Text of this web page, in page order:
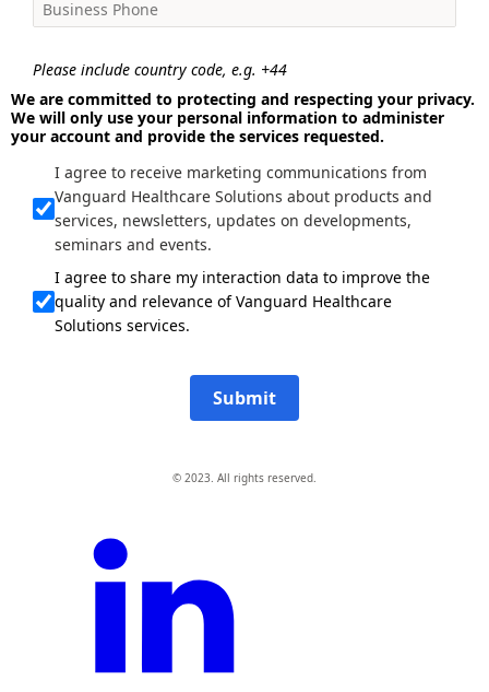
Please include country code, e.g. +44
We are committed to protecting and respecting your privacy.
We will only use your personal information to administer
your account and provide the services requested.
I agree to receive marketing communications from
Vanguard Healthcare Solutions about products and
services, newsletters, updates on developments,
seminars and events.
I agree to share my interaction data to improve the
quality and relevance of Vanguard Healthcare
Solutions services.
Submit
© 2023. All rights reserved.